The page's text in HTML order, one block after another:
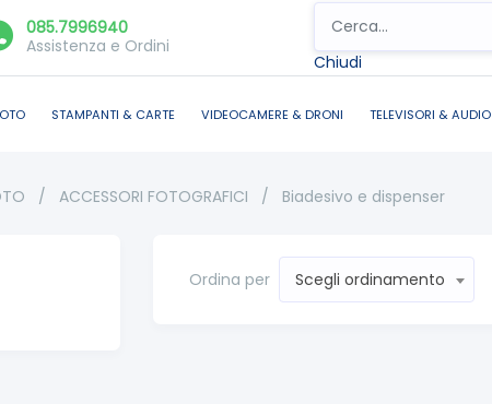
085.7996940
Assistenza e Ordini
Chiudi
STAMPANTI & CARTE VIDEOCAMERE & DRONI TELEVISORI & AUDIO
/ ACCESSORI FOTOGRAFICI / Biadesivo e dispenser
Ordina per Scegli ordinamento